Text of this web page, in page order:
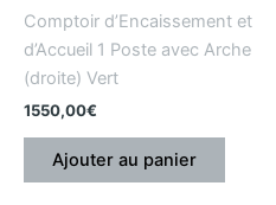
Comptoir d’Encaissement et
d’Accueil 1 Poste avec Arche
(droite) Vert
1550,00€
Ajouter au panier